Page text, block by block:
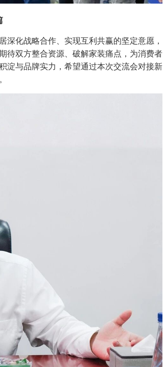
化战略合作、实现互利共赢的坚定意愿，
待双方整合资源、破解家装痛点，为消费者
淀与品牌实力，希望通过本次交流会对接新